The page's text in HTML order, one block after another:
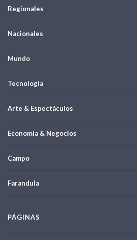
Regionales
Nacionales
Mundo
Tecnología
Arte & Espectáculos
Economía & Negocios
Campo
Farandula
PÁGINAS